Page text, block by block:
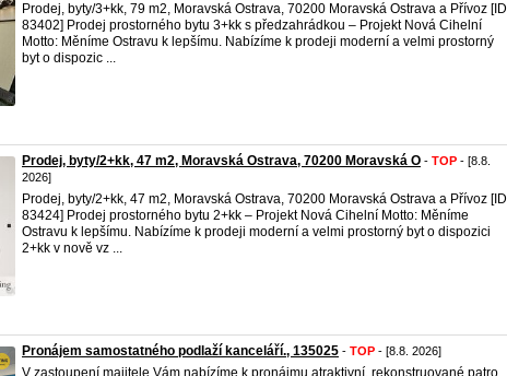
Prodej, byty/3+kk, 79 m2, Moravská Ostrava, 70200 Moravská Ostrava a Přívoz [ID
83402] Prodej prostorného bytu 3+kk s předzahrádkou – Projekt Nová Cihelní
Motto: Měníme Ostravu k lepšímu. Nabízíme k prodeji moderní a velmi prostorný
byt o dispozic ...
Prodej, byty/2+kk, 47 m2, Moravská Ostrava, 70200 Moravská O - TOP - [8.8.
2026]
Prodej, byty/2+kk, 47 m2, Moravská Ostrava, 70200 Moravská Ostrava a Přívoz [ID
83424] Prodej prostorného bytu 2+kk – Projekt Nová Cihelní Motto: Měníme
Ostravu k lepšímu. Nabízíme k prodeji moderní a velmi prostorný byt o dispozici
2+kk v nově vz ...
Pronájem samostatného podlaží kanceláří., 135025 - TOP - [8.8. 2026]
V zastoupení majitele Vám nabízíme k pronájmu atraktivní, rekonstruované patro